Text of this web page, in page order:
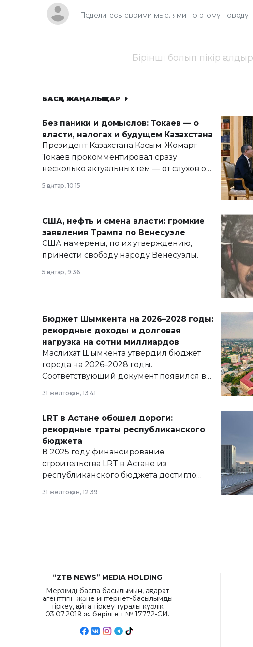
Бірінші болып пікір
БАСҚА ЖАҢАЛЫҚТАР
Без паники и домыслов: Токаев — о
власти, налогах и будущем Казахстана
Президент Казахстана Касым-Жомарт
Токаев прокомментировал сразу
несколько актуальных тем — от слухов о
армии, экономики и личного здоровья.
5 қаңтар, 10:15
США, нефть и смена власти: громкие
заявления Трампа по Венесуэле
США намерены, по их утверждению,
принести свободу народу Венесуэлы.
5 қаңтар, 9:36
Бюджет Шымкента на 2026–2028 годы:
рекордные доходы и долговая
нагрузка на сотни миллиардов
Маслихат Шымкента утвердил бюджет
города на 2026–2028 годы.
Соответствующий документ появился в
сайте маслихат города.
31 желтоқсан, 13:41
LRT в Астане обошел дороги:
рекордные траты республиканского
бюджета
В 2025 году финансирование
строительства LRT в Астане из
республиканского бюджета достигло
31 желтоқсан, 12:39
“ZTB NEWS” MEDIA HOLDING
Мерзімді баспа басылымын, ақпарат
агенттігін және интернет-басылымды
тіркеу, қайта тіркеу туралы куәлік
03.07.2019 ж. берілген № 17772-СИ.